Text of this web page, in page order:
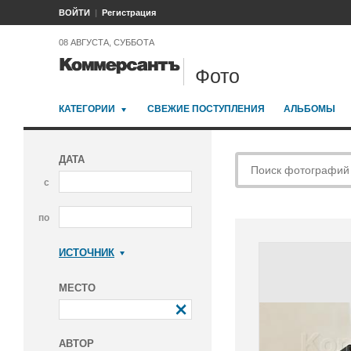
ВОЙТИ Регистрация
08 АВГУСТА, СУББОТА
Фото
КАТЕГОРИИ СВЕЖИЕ ПОСТУПЛЕНИЯ АЛЬБОМЫ
ДАТА
с
по
ИСТОЧНИК
МЕСТО
АВТОР